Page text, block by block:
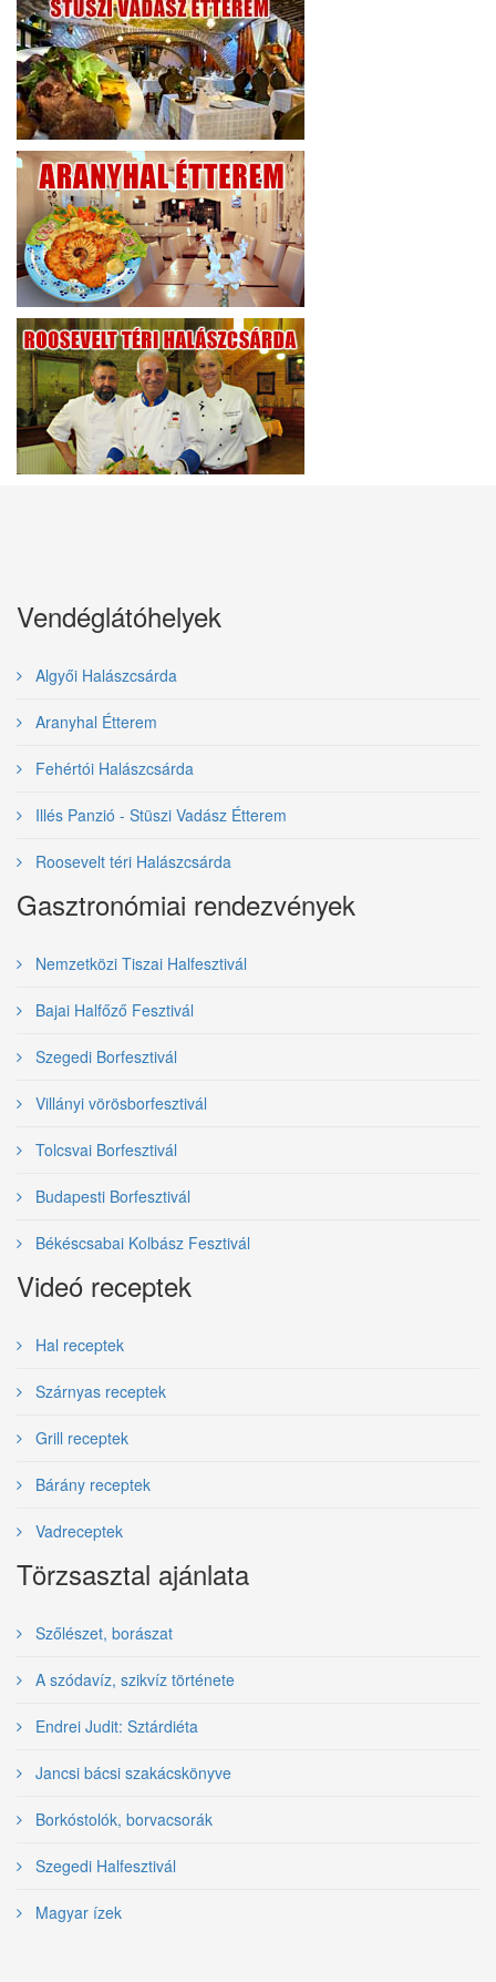
Vendéglátóhelyek
Algyői Halászcsárda
Aranyhal Étterem
Fehértói Halászcsárda
Illés Panzió - Stüszi Vadász Étterem
Roosevelt téri Halászcsárda
Gasztronómiai rendezvények
Nemzetközi Tiszai Halfesztivál
Bajai Halfőző Fesztivál
Szegedi Borfesztivál
Villányi vörösborfesztivál
Tolcsvai Borfesztivál
Budapesti Borfesztivál
Békéscsabai Kolbász Fesztivál
Videó receptek
Hal receptek
Szárnyas receptek
Grill receptek
Bárány receptek
Vadreceptek
Törzsasztal ajánlata
Szőlészet, borászat
A szódavíz, szikvíz története
Endrei Judit: Sztárdiéta
Jancsi bácsi szakácskönyve
Borkóstolók, borvacsorák
Szegedi Halfesztivál
Magyar ízek